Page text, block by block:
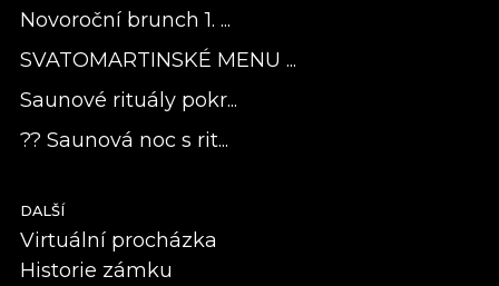
Novoroční brunch 1. ...
SVATOMARTINSKÉ MENU ...
Saunové rituály pokr...
?? Saunová noc s rit...
DALŠÍ
Virtuální procházka
Historie zámku